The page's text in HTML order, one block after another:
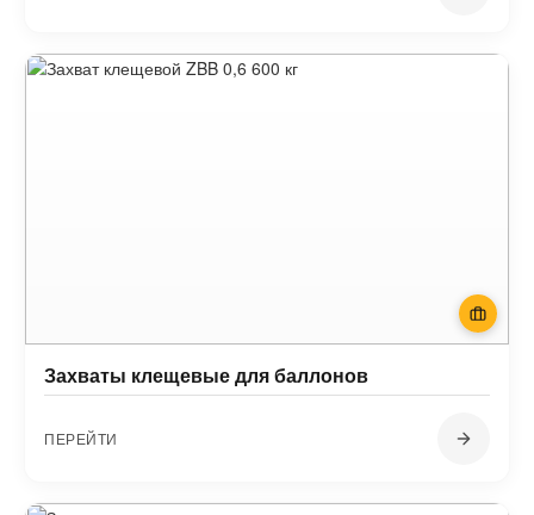
Захваты клещевые для баллонов
ПЕРЕЙТИ